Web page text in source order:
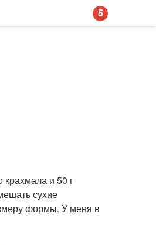
крахмала и 50 г
сухие
формы. У меня в
5